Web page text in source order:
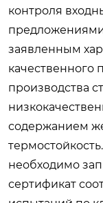
контроля
заявленным
качественного
производства
содержанием
необходимо
сертификат